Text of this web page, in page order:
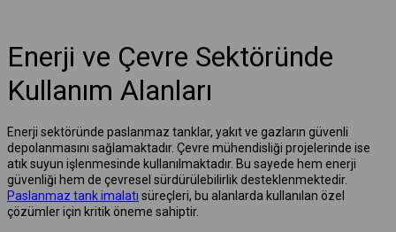
Enerji ve Çevre Sektöründe
Kullanım Alanları
Enerji sektöründe paslanmaz tanklar, yakıt ve gazların güvenli
depolanmasını sağlamaktadır. Çevre mühendisliği projelerinde ise
atık suyun işlenmesinde kullanılmaktadır. Bu sayede hem enerji
güvenliği hem de çevresel sürdürülebilirlik desteklenmektedir.
Paslanmaz tank imalatı süreçleri, bu alanlarda kullanılan özel
çözümler için kritik öneme sahiptir.